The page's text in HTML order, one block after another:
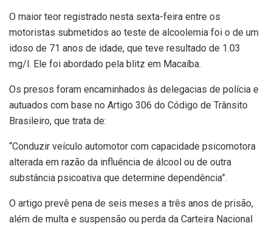
O maior teor registrado nesta sexta-feira entre os
motoristas submetidos ao teste de alcoolemia foi o de um
idoso de 71 anos de idade, que teve resultado de 1.03
mg/l. Ele foi abordado pela blitz em Macaíba.
Os presos foram encaminhados às delegacias de polícia e
autuados com base no Artigo 306 do Código de Trânsito
Brasileiro, que trata de:
“Conduzir veículo automotor com capacidade psicomotora
alterada em razão da influência de álcool ou de outra
substância psicoativa que determine dependência”.
O artigo prevê pena de seis meses a três anos de prisão,
além de multa e suspensão ou perda da Carteira Nacional